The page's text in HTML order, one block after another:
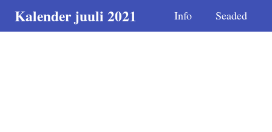
Kalender juuli 2021 Info Seaded